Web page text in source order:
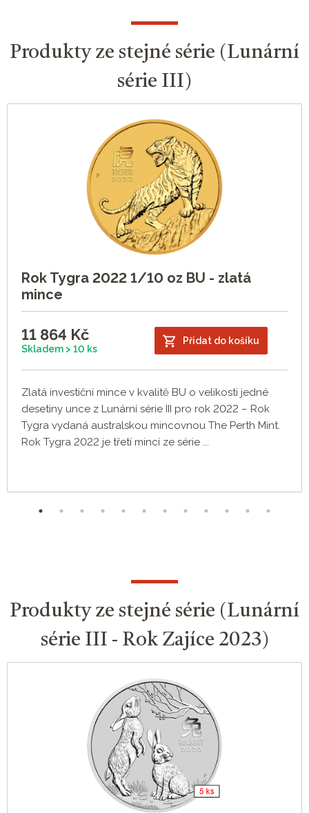
Produkty ze stejné série (Lunární
série III)
Rok Tygra 2022 1/10 oz BU - zlatá
mince
11 864 Kč
Skladem > 10 ks
Přidat do košíku
Zlatá investiční mince v kvalitě BU o velikosti jedné
desetiny unce z Lunární série III pro rok 2022 – Rok
Tygra vydaná australskou mincovnou The Perth Mint.
Rok Tygra 2022 je třetí mincí ze série ...
Produkty ze stejné série (Lunární
série III - Rok Zajíce 2023)